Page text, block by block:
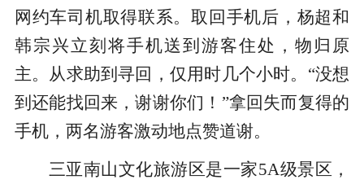
网约车司机取得联系。取回手机后，杨超和
韩宗兴立刻将手机送到游客住处，物归原
主。从求助到寻回，仅用时几个小时。“没想
到还能找回来，谢谢你们！”拿回失而复得的
手机，两名游客激动地点赞道谢。
三亚南山文化旅游区是一家5A级景区，